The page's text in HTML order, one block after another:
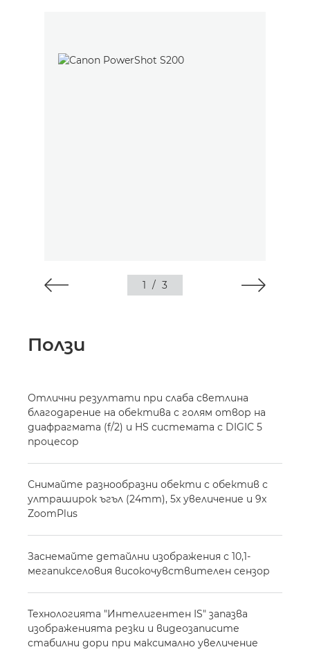
1 / 3
Ползи
Отлични резултати при слаба светлина
благодарение на обектива с голям отвор на
диафрагмата (f/2) и HS системата с DIGIC 5
процесор
Снимайте разнообразни обекти с обектив с
ултраширок ъгъл (24mm), 5х увеличение и 9x
ZoomPlus
Заснемайте детайлни изображения с 10,1-
мегапикселовия високочувствителен сензор
Технологията "Интелигентен IS" запазва
изображенията резки и видеозаписите
стабилни дори при максимално увеличение